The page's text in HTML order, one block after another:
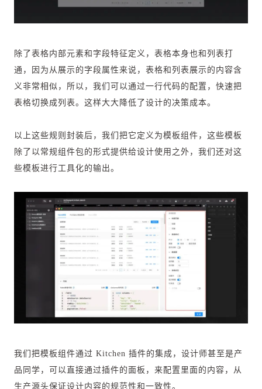
除了表格内部元素和字段特征定义，表格本身也和列表打
通，因为从展示的字段属性来说，表格和列表展示的内容含
义非常相似，所以，我们可以通过一行代码的配置，快速把
表格切换成列表。这样大大降低了设计的决策成本。
以上这些规则封装后，我们把它定义为模板组件，这些模板
除了以常规组件包的形式提供给设计使用之外，我们还对这
些模板进行工具化的输出。
我们把模板组件通过 Kitchen 插件的集成，设计师甚至是产
品同学，可以直接通过插件的面板，来配置里面的内容，从
生产源头保证设计内容的规范性和一致性。